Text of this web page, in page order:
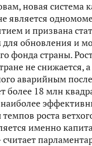
новая система
является
и призвана
обновления и
фонда страны.
не снижается,
аварийным
более 18 млн
наиболее
роста
именно